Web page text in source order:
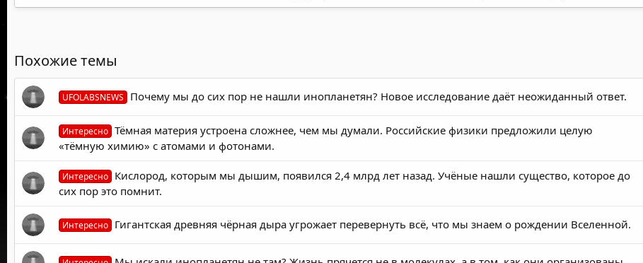
Похожие темы
UFOLABSNEWS Почему мы до сих пор не нашли инопланетян? Новое исследование даёт неожиданный ответ.
Интересно Тёмная материя устроена сложнее, чем мы думали. Российские физики предложили целую
«тёмную химию» с атомами и фотонами.
Интересно Кислород, которым мы дышим, появился 2,4 млрд лет назад. Учёные нашли существо, которое до
сих пор это помнит.
Интересно Гигантская древняя чёрная дыра угрожает перевернуть всё, что мы знаем о рождении Вселенной.